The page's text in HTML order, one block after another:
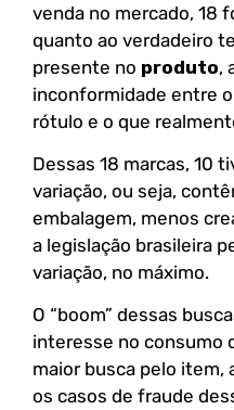
venda no mercado, 18
quanto ao verdadeiro
presente no produto,
inconformidade entre
rótulo e o que
Dessas 18 marcas, 10
variação, ou seja,
embalagem, menos
a legislação brasileira
variação, no máximo.
O “boom” dessas
interesse no consumo
maior busca pelo item,
os casos de fraude